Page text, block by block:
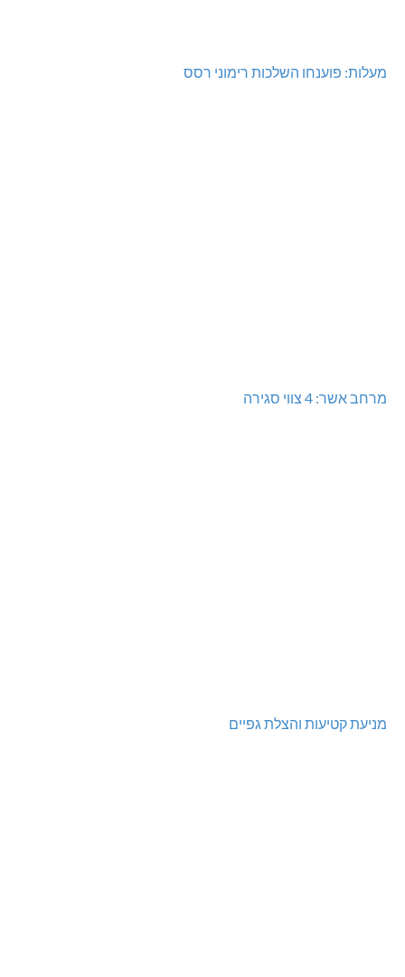
מעלות: פוענחו השלכות רימוני רסס
מרחב אשר: 4 צווי סגירה
מניעת קטיעות והצלת גפיים